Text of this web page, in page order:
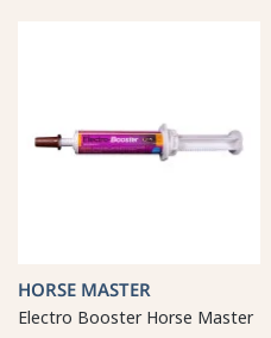
HORSE MASTER
Electro Booster Horse Master